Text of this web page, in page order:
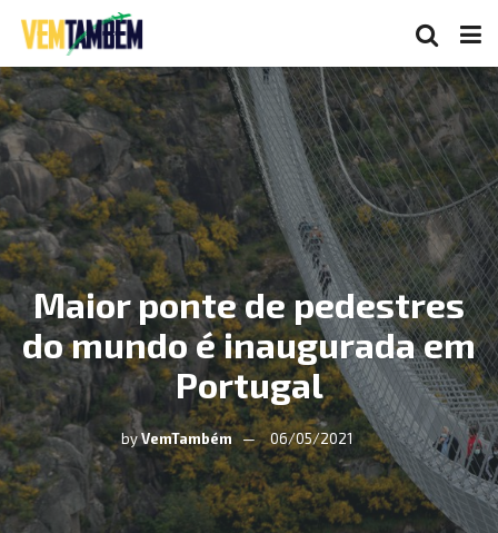
Maior ponte de pedestres
do mundo é inaugurada em
Portugal
byVemTambém 06/05/2021